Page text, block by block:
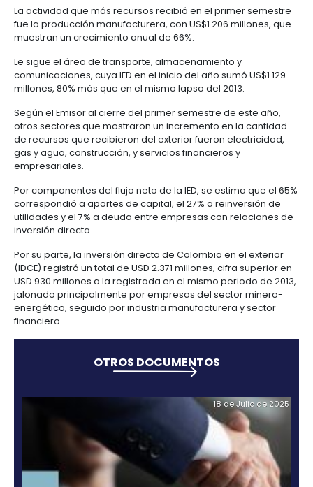
Alimentos
procesados
Cacao
y
derivados
Forestal
Frutas
verduras
Energía
renovable
Hidrógeno
verde
Salud
y
ciencias
Salud
ciencias
Cosméticos
y
cuidado
Infraestructura
Infraestructura
y
saneamiento
Infraestructura
social
Manufacturas
Aeronáutica
Astilleros
Automotriz
y
creatividad
Tecnología
y
creatividad
Centros
de
compartidos
Data
Otros
sectores
Otros
Agroquímicos
Infraestructura
en
turismo
inversión
extranjera
2.
Régimen
corporativo
3.
y
gobierno
corporativo
4.
Derecho
laboral
y
migratorio
Relaciones
con
estado
de
oportunidades
Buscador
de
oportunidades
Inversionista
Empresario
colombiano
Directorio
de
servicios
Recursos
información
Mapa
de
proyectos
por
región
Regional
06 de Octubre de 2014
primer semestre, la IED creció US$8.452 millones, lo
significó un aumento de 9,7% (US$755 millones
relación al mismo periodo de 2013.
La actividad que más recursos recibió en el primer
fue la producción manufacturera, con US$1.206
muestran un crecimiento anual de 66%.
Le sigue el área de transporte, almacenamiento y
comunicaciones, cuya IED en el inicio del año sumó
millones, 80% más que en el mismo lapso del 2013.
Según el Emisor al cierre del primer semestre de
otros sectores que mostraron un incremento en la
de recursos que recibieron del exterior fueron
gas y agua, construcción, y servicios financieros y
empresariales.
correspondió a aportes de capital, el 27% a
inversión directa.
Por su parte, la inversión directa de Colombia en el
(IDCE) registró un total de USD 2.371 millones, cifra
USD 930 millones a la registrada en el mismo
jalonado principalmente por empresas del sector